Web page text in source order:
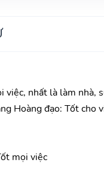
việc, nhất là làm nhà,
Hoàng đạo: Tốt cho
mọi việc